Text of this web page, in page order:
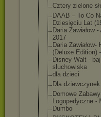
Cztery zielone
DAAB – To Co
Dziesięciu Lat
Daria Zawiałow
2017
Daria Zawiałow-
(Deluxe Edition)
Disney Walt -
słuchowiska
dla dzieci
Dla dziewczynek
Domowe Zabawy
Logopedyczne -
Dumbo